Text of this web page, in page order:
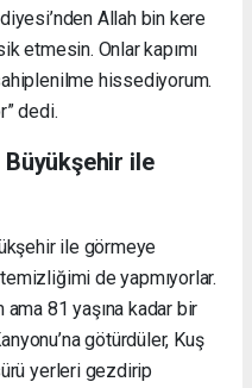
Allah bin kere
etmesin. Onlar kapımı
hissediyorum.
dedi.
Büyükşehir ile
ile görmeye
de yapmıyorlar.
ama 81 yaşına kadar bir
götürdüler, Kuş
yerleri gezdirip